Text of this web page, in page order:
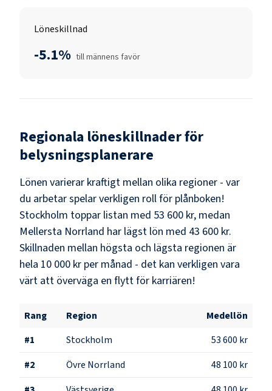
Löneskillnad
-5.1% till männens favör
Regionala löneskillnader för
belysningsplanerare
Lönen varierar kraftigt mellan olika regioner - var
du arbetar spelar verkligen roll för plånboken!
Stockholm toppar listan med 53 600 kr, medan
Mellersta Norrland har lägst lön med 43 600 kr.
Skillnaden mellan högsta och lägsta regionen är
hela 10 000 kr per månad - det kan verkligen vara
värt att överväga en flytt för karriären!
Rang Region
Medellön
#1 Stockholm
53 600 kr
#2 Övre Norrland
48 100 kr